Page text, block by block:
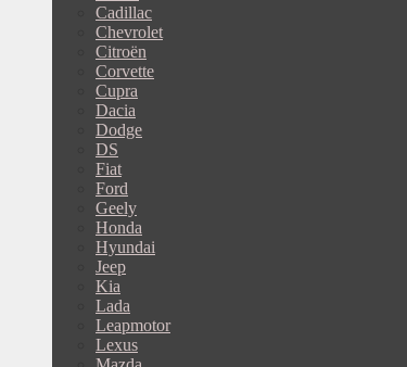
Cadillac
Chevrolet
Citroën
Corvette
Cupra
Dacia
Dodge
DS
Fiat
Ford
Geely
Honda
Hyundai
Jeep
Kia
Lada
Leapmotor
Lexus